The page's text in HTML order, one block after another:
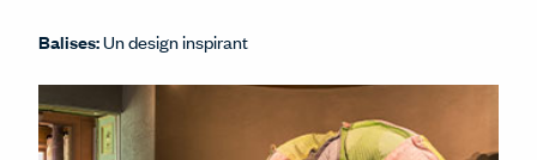
Balises:Un design inspirant